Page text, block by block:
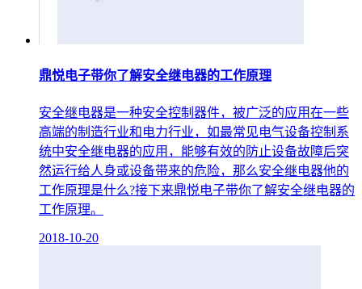
鼎悦电子带你了解安全继电器的工作原理
安全继电器是一种安全控制器件，被广泛的应用在一些
高端的制造行业和电力行业，如最常见电气设备控制系
统中安全继电器的应用，能够有效的防止设备故障后突
然运行给人身或设备带来的危险，那么安全继电器他的
工作原理是什么?接下来鼎悦电子带你了解安全继电器的
工作原理。
2018-10-20